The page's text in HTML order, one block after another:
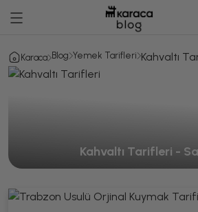
Karaca Blog Yemek Tarifleri Kahvaltı
Kahvaltı Tarifleri -